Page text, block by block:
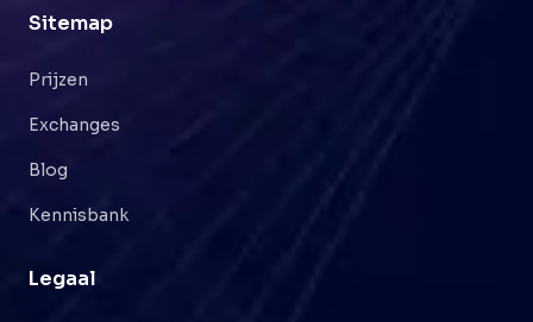
Sitemap
Prijzen
Exchanges
Blog
Kennisbank
Legaal